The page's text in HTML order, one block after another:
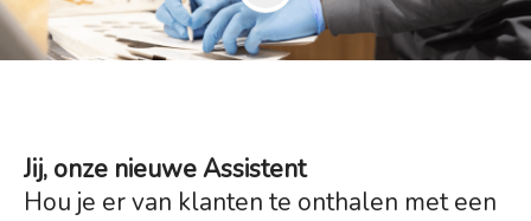
Jij, onze nieuwe Assistent
Hou je er van klanten te onthalen met een